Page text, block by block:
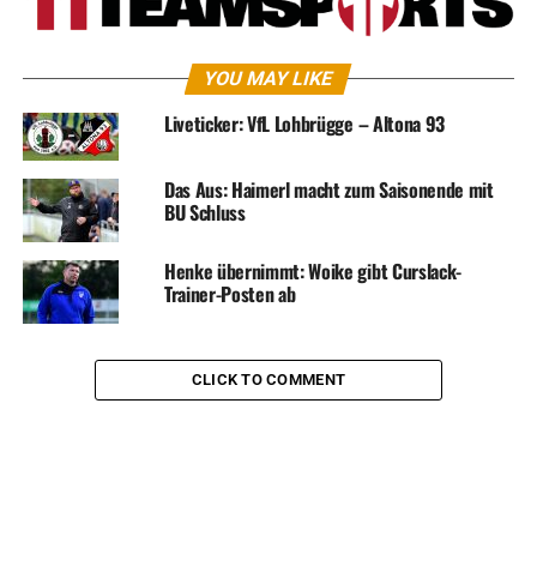
YOU MAY LIKE
Liveticker: VfL Lohbrügge – Altona 93
Das Aus: Haimerl macht zum Saisonende mit
BU Schluss
Henke übernimmt: Woike gibt Curslack-
Trainer-Posten ab
CLICK TO COMMENT